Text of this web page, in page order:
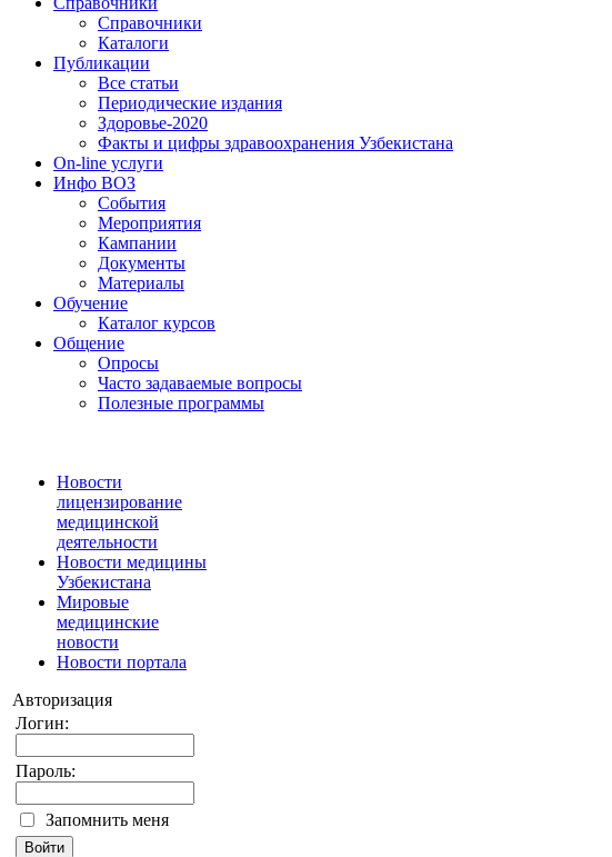
Справочники
Каталоги
Публикации
Все статьи
Периодические издания
Здоровье-2020
Факты и цифры здравоохранения Узбекистана
On-line услуги
Инфо ВОЗ
События
Мероприятия
Кампании
Документы
Материалы
Обучение
Каталог курсов
Общение
Опросы
Часто задаваемые вопросы
Полезные программы
Новости
лицензирование
медицинской
деятельности
Новости медицины
Узбекистана
Мировые
медицинские
новости
Новости портала
Авторизация
Логин:
Пароль:
Запомнить меня